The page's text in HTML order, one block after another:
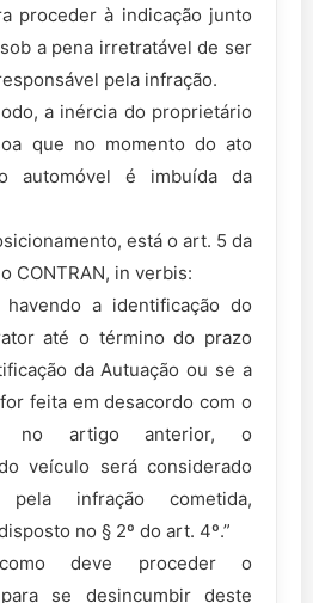
proceder à indicação junto
a pena irretratável de ser
pela infração.
a inércia do proprietário
que no momento do ato
automóvel é imbuída da
está o art. 5 da
CONTRAN, in verbis:
havendo a identificação do
até o término do prazo
da Autuação ou se a
feita em desacordo com o
no artigo anterior, o
veículo será considerado
pela infração cometida,
no § 2º do art. 4º.”
deve proceder o
se desincumbir deste